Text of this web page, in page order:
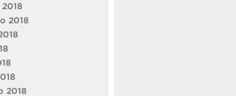
2018
2018